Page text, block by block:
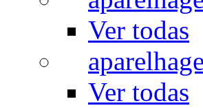
Ver todas
Ver todas